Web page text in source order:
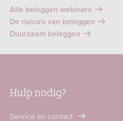
Alle beleggen webinars
De risico's van beleggen
Duurzaam beleggen
Hulp nodig?
Service en contact